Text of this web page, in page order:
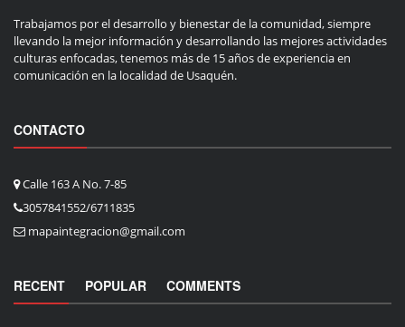
Trabajamos por el desarrollo y bienestar de la comunidad, siempre
llevando la mejor información y desarrollando las mejores actividades
culturas enfocadas, tenemos más de 15 años de experiencia en
comunicación en la localidad de Usaquén.
CONTACTO
Calle 163 A No. 7-85
3057841552/6711835
mapaintegracion@gmail.com
RECENT POPULAR COMMENTS